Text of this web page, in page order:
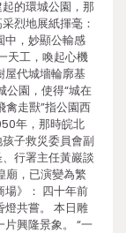
的環城公園，那
烈地展紙揮毫：
中，妙顯公輸感
天工，喚起心機
屋代城墻輪廓基
公園，使得“城在
禽走獸”指公園西
年，那時皖北
子救災委員會副
行署主任黃巖談
廟，已演變為繁
場》： 四十年前
燈共嘗。 本日雕
興隆景象。 “一